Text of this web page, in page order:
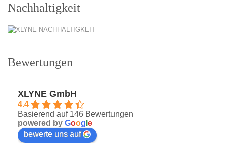
Nachhaltigkeit
Bewertungen
XLYNE GmbH
4.4
Basierend auf 146 Bewertungen
powered by Goog e
bewerte uns auf